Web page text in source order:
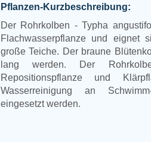
Pflanzen-Kurzbeschreibung:
Der Rohrkolben - Typha
Flachwasserpflanze und eignet
große Teiche. Der braune
lang werden. Der
Repositionspflanze und
Wasserreinigung an
eingesetzt werden.